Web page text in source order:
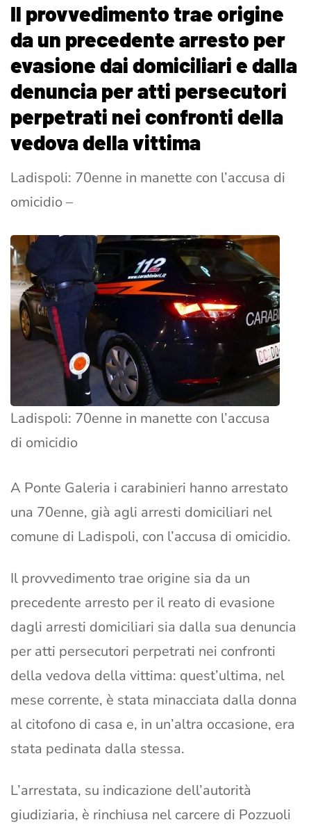
Il provvedimento trae origine
da un precedente arresto per
evasione dai domiciliari e dalla
denuncia per atti persecutori
perpetrati nei confronti della
vedova della vittima
Ladispoli: 70enne in manette con l’accusa di
omicidio –
Ladispoli: 70enne in manette con l’accusa
di omicidio
A Ponte Galeria i carabinieri hanno arrestato
una 70enne, già agli arresti domiciliari nel
comune di Ladispoli, con l’accusa di omicidio.
Il provvedimento trae origine sia da un
precedente arresto per il reato di evasione
dagli arresti domiciliari sia dalla sua denuncia
per atti persecutori perpetrati nei confronti
della vedova della vittima: quest’ultima, nel
mese corrente, è stata minacciata dalla donna
al citofono di casa e, in un’altra occasione, era
stata pedinata dalla stessa.
L’arrestata, su indicazione dell’autorità
giudiziaria, è rinchiusa nel carcere di Pozzuoli